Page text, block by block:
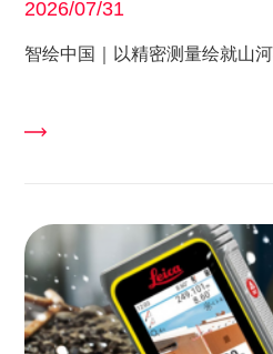
2026/07/31
智绘中国｜以精密测量绘就山